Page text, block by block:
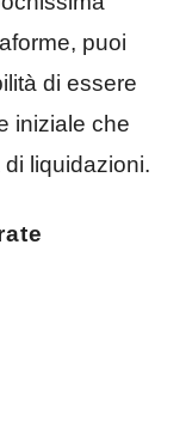
puoi
di essere
iniziale che
liquidazioni.